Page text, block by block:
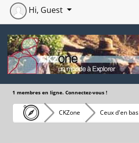
Hi, Guest
1 membres en ligne. Connectez-vous !
CKZone Ceux d'en bas